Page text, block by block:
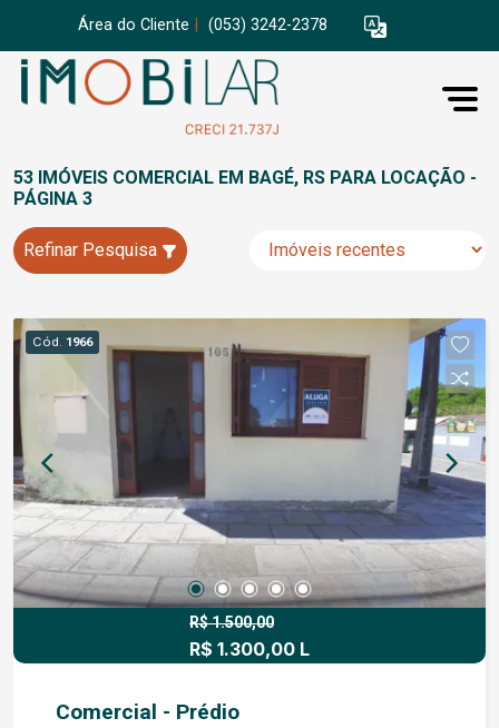
Área do Cliente (053) 3242-2378
53 IMÓVEIS COMERCIAL EM BAGÉ, RS PARA LOCAÇÃO -
PÁGINA 3
Refinar Pesquisa
Cód. 1966
R$ 1.500,00
R$ 1.300,00 L
Comercial - Prédio